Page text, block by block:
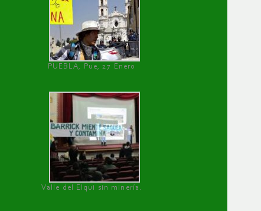
PUEBLA, Pue, 27 Enero
Valle del Elqui sin minería.